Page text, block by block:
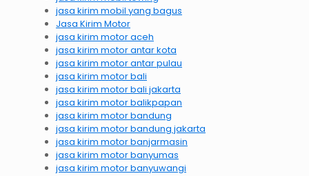
jasa kirim mobil yang bagus
Jasa Kirim Motor
jasa kirim motor aceh
jasa kirim motor antar kota
jasa kirim motor antar pulau
jasa kirim motor bali
jasa kirim motor bali jakarta
jasa kirim motor balikpapan
jasa kirim motor bandung
jasa kirim motor bandung jakarta
jasa kirim motor banjarmasin
jasa kirim motor banyumas
jasa kirim motor banyuwangi